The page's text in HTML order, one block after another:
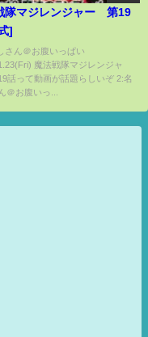
隊マジレンジャー 第19
]
さん＠お腹いっぱい
魔法戦隊マジレンジャ
話って動画が話題らしいぞ 2:名
＠お腹いっ...